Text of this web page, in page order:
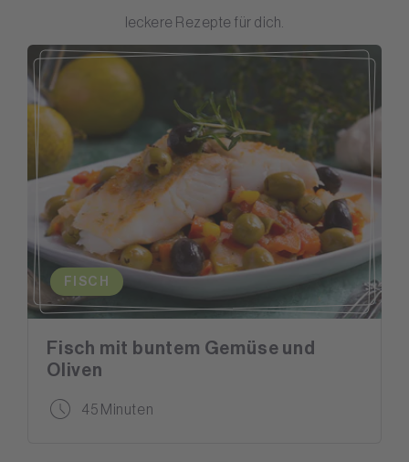
leckere Rezepte für dich.
FISCH
Fisch mit buntem Gemüse und
Oliven
45 Minuten